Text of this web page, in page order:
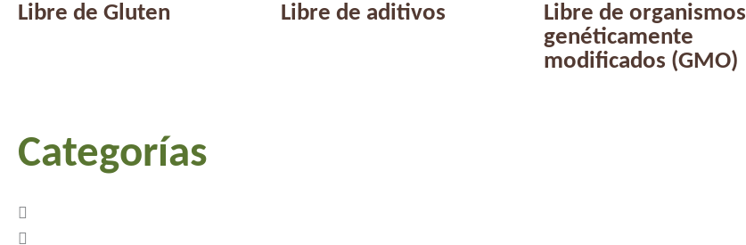
Libre de Gluten Libre de aditivos
Libre de organismos
genéticamente
modificados (GMO)
Categorías